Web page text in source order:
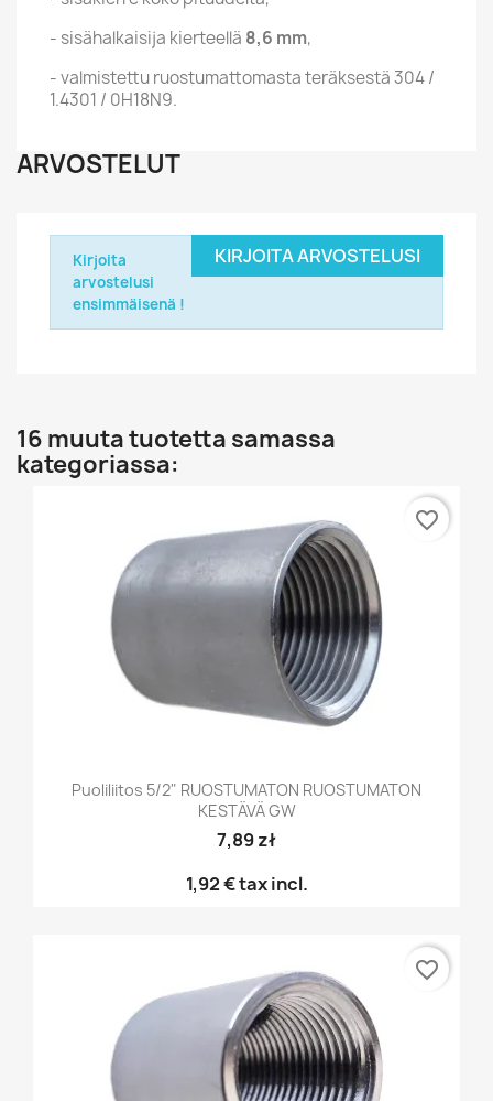
- sisähalkaisija kierteellä 8,6 mm,
- valmistettu ruostumattomasta teräksestä 304 /
1.4301 / 0H18N9.
ARVOSTELUT
KIRJOITA ARVOSTELUSI
Kirjoita
arvostelusi
ensimmäisenä !
16 muuta tuotetta samassa
kategoriassa:
Puoliliitos 5/2" RUOSTUMATON RUOSTUMATON
KESTÄVÄ GW
7,89 zł
1,92 €tax incl.
favorite_border
favorite_border